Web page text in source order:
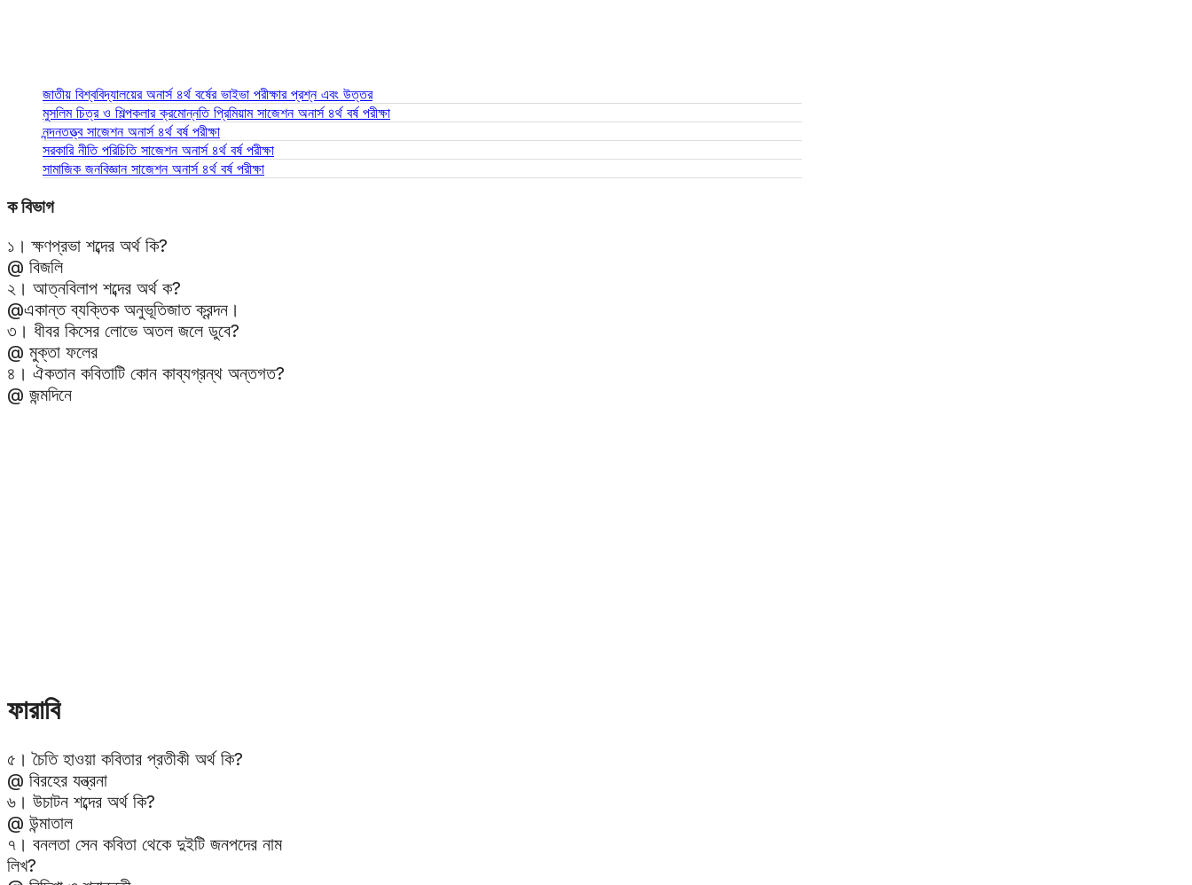
জাতীয় বিশ্ববিদ্যালয়ের অনার্স ৪র্থ বর্ষের ভাইভা পরীক্ষার প্রশ্ন এবং উত্তর
মুসলিম চিত্র ও শিল্পকলার ক্রমোন্নতি প্রিমিয়াম সাজেশন অনার্স ৪র্থ বর্ষ পরীক্ষা
নন্দনতত্ত্ব সাজেশন অনার্স ৪র্থ বর্ষ পরীক্ষা
সরকারি নীতি পরিচিতি সাজেশন অনার্স ৪র্থ বর্ষ পরীক্ষা
সামাজিক জনবিজ্ঞান সাজেশন অনার্স ৪র্থ বর্ষ পরীক্ষা
ক বিভাগ
১। ক্ষণপ্রভা শব্দের অর্থ কি?
@ বিজলি
২। আত্নবিলাপ শব্দের অর্থ ক?
@একান্ত ব্যক্তিক অনুভূতিজাত ক্রন্দন।
৩। ধীবর কিসের লোভে অতল জলে ডুবে?
@ মুক্তা ফলের
৪। ঐকতান কবিতাটি কোন কাব্যগ্রন্থ অন্তগত?
@ জন্মদিনে
ফারাবি
৫। চৈতি হাওয়া কবিতার প্রতীকী অর্থ কি?
@ বিরহের যন্ত্রনা
৬। উচাটন শব্দের অর্থ কি?
@ উন্মাতাল
৭। বনলতা সেন কবিতা থেকে দুইটি জনপদের নাম
লিখ?